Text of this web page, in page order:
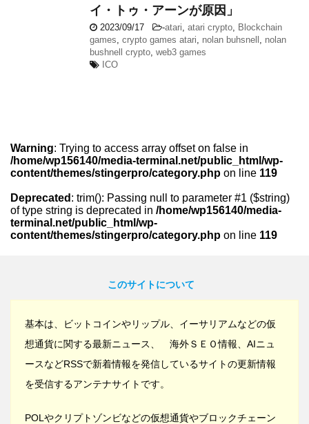
イ・トゥ・アーンが原因」
2023/09/17 -atari atari crypto Blockchain
games crypto games atari nolan buhsnell
nolan
bushnell crypto web3 games
ICO
Warning: Trying to access array offset on false in
/home/wp156140/media-terminal.net/public_html/wp-
content/themes/stingerpro/category.php on line 119
Deprecated : trim(): Passing null to parameter #1 ($string)
of type string is deprecated in /home/wp156140/media-
terminal.net/public_html/wp-
content/themes/stingerpro/category.php on line 119
このサイトについて
基本は、ビットコインやリップル、イーサリアムなどの仮
想通貨に関する最新ニュース、 海外ＳＥＯ情報、AIニュ
ースなどRSSで新着情報を発信しているサイトの更新情報
を受信するアンテナサイトです。
POLやクリプトゾンビなどの仮想通貨やブロックチェーン